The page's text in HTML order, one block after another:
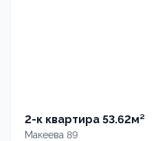
2-к квартира 53.62м²
Макеева 89